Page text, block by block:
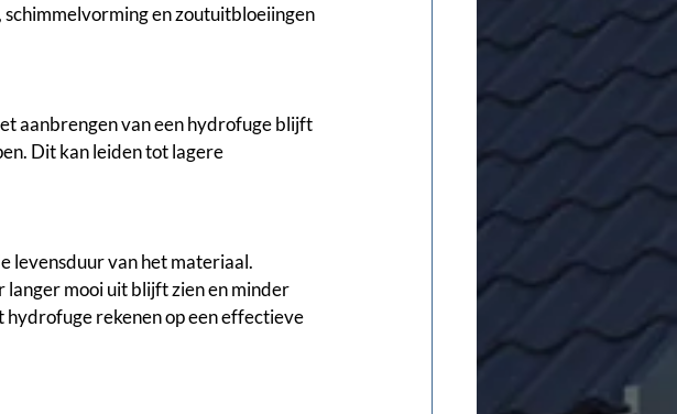
en zoutuitbloeiingen
aanbrengen van een hydrofuge blijft
Dit kan leiden tot lagere
levensduur van het materiaal.
mooi uit blijft zien en minder
hydrofuge rekenen op een effectieve